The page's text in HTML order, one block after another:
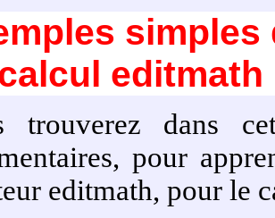
editmath
trouverez dans
pour
editmath, pour le